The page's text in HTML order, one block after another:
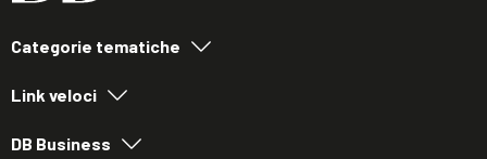
Categorie tematiche
Link veloci
DB Business